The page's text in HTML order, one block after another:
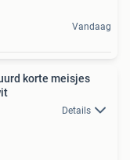
Vandaag
korte meisjes
Details